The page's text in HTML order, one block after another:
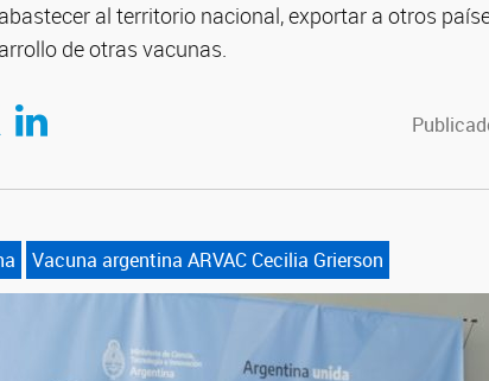
al territorio nacional, exportar a otros
de otras vacunas.
en Twitter
Compartir en LinkedIn
Vacuna argentina ARVAC Cecilia Grierson